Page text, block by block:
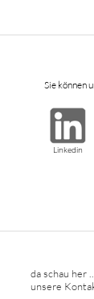
Sie können
Linkedin
da schau her
unsere